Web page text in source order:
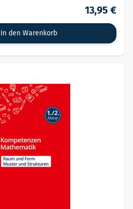
13,95 €
In den Warenkorb